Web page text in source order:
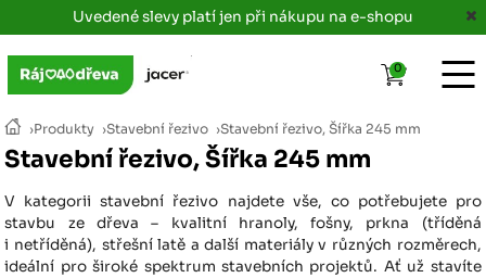
Uvedené slevy platí jen při nákupu na e-shopu
›Produkty ›Stavební řezivo ›Stavební řezivo, Šířka 245 mm
Stavební řezivo, Šířka 245 mm
V kategorii stavební řezivo najdete vše, co potřebujete pro
stavbu ze dřeva – kvalitní hranoly, fošny, prkna (tříděná
i netříděná), střešní latě a další materiály v různých rozměrech,
ideální pro široké spektrum stavebních projektů. Ať už stavíte
0